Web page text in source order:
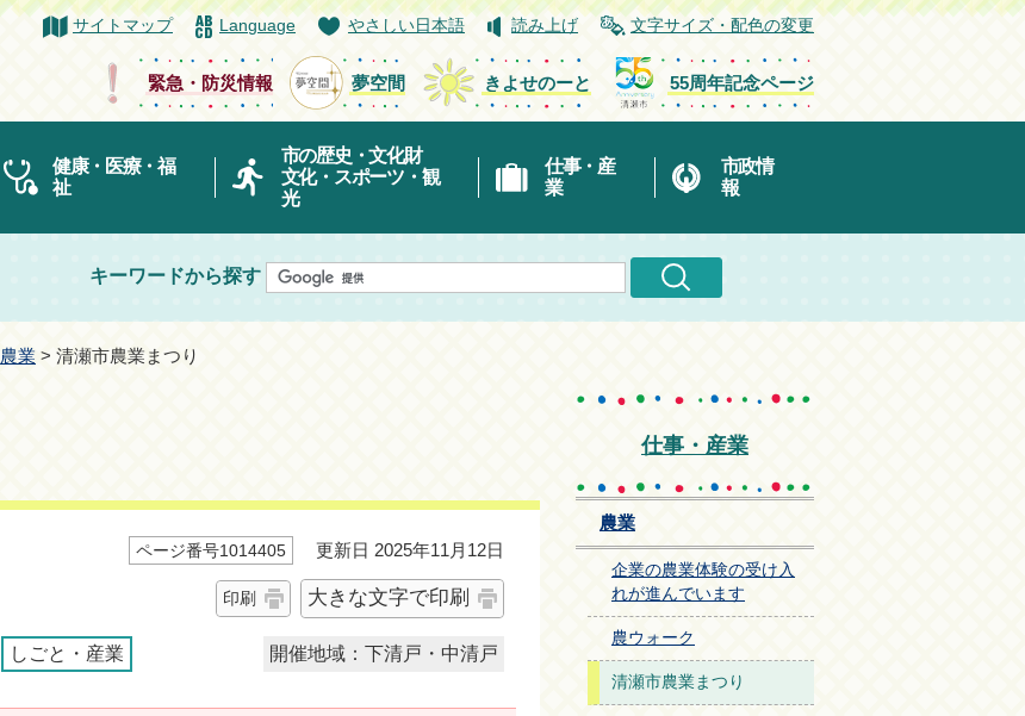
サイトマップ Language やさしい日本語 読み上げ 文字サイズ・配色の変更
緊急・防災情報 夢空間 きよせのーと 55周年記念ページ
健康・医療・福
祉
市の歴史・文化財
文化・スポーツ・観
光
仕事・産
業
市政情
報
キーワードから探す
農業 > 清瀬市農業まつり
ページ番号1014405 更新日 2025年11月12日
印刷 大きな文字で印刷
しごと・産業 開催地域：下清戸・中清戸
仕事・産業
農業
企業の農業体験の受け入
れが進んでいます
農ウォーク
清瀬市農業まつり